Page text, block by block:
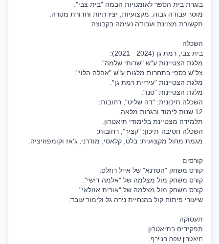
בוגרת בית הספר לאומנויות הבמה "בית צבי".
מוסר עבודה גבוה, מקצועיות, יצירתיות וחדורת מטרה.
תקשורת מצוינת ועבודה נעימה בקבוצה.
השכלה
בית צבי, רמת גן (2024 - 2021):
מלגת הצטיינות ע"ש "שרותי שלמה".
צל"ש כספי בתחרות מלגות ע"ש "אהלה הלוי".
מלגת הצטיינות "עיריית רמת גן".
מלגת הצטיינות "סנו".
השכלה תיכונית: "דה שליט", רחובות:
12 שנות לימוד ובגרות מלאה.
תלמידה מצטיינת בלימודי תיאטרון.
השכלה חטיבה-תיכון: "קציר", רחובות:
מגמת מחול מקצועית: בלט, קלאסי, מודרני, ג'אז וקומפוזיציה.
קורסים
קורס משחק "הסדנא" של אייל רוזלס.
קורס משחק מול מצלמה של "אלמה דישי".
קורס משחק מול מצלמה של "אורית אזולאי".
שיעורי פיתוח קול בהנחיית נירה גל ולימור עובד.
תעסוקה
תפקידים בתיאטרון
תיאטרון שפת הג'ירף: